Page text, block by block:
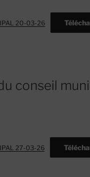
20-03-26
conseil
27-03-26